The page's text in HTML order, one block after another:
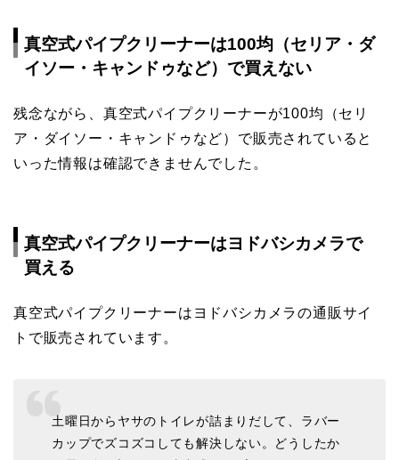
真空式パイプクリーナーは100均（セリア・ダ
イソー・キャンドゥなど）で買えない
残念ながら、真空式パイプクリーナーが100均（セリ
ア・ダイソー・キャンドゥなど）で販売されていると
いった情報は確認できませんでした。
真空式パイプクリーナーはヨドバシカメラで
買える
真空式パイプクリーナーはヨドバシカメラの通販サイ
トで販売されています。
土曜日からヤサのトイレが詰まりだして、ラバー
カップでズコズコしても解決しない。どうしたか